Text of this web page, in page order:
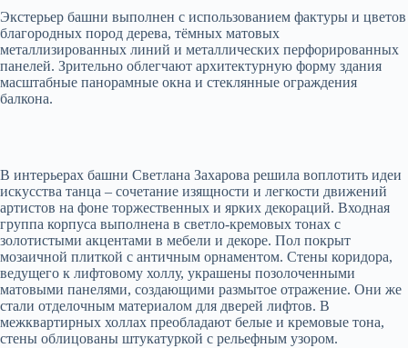
Экстерьер башни выполнен с использованием фактуры и цветов
благородных пород дерева, тёмных матовых
металлизированных линий и металлических перфорированных
панелей. Зрительно облегчают архитектурную форму здания
масштабные панорамные окна и стеклянные ограждения
балкона.
В интерьерах башни Светлана Захарова решила воплотить идеи
искусства танца – сочетание изящности и легкости движений
артистов на фоне торжественных и ярких декораций. Входная
группа корпуса выполнена в светло-кремовых тонах с
золотистыми акцентами в мебели и декоре. Пол покрыт
мозаичной плиткой с античным орнаментом. Стены коридора,
ведущего к лифтовому холлу, украшены позолоченными
матовыми панелями, создающими размытое отражение. Они же
стали отделочным материалом для дверей лифтов. В
межквартирных холлах преобладают белые и кремовые тона,
стены облицованы штукатуркой с рельефным узором.